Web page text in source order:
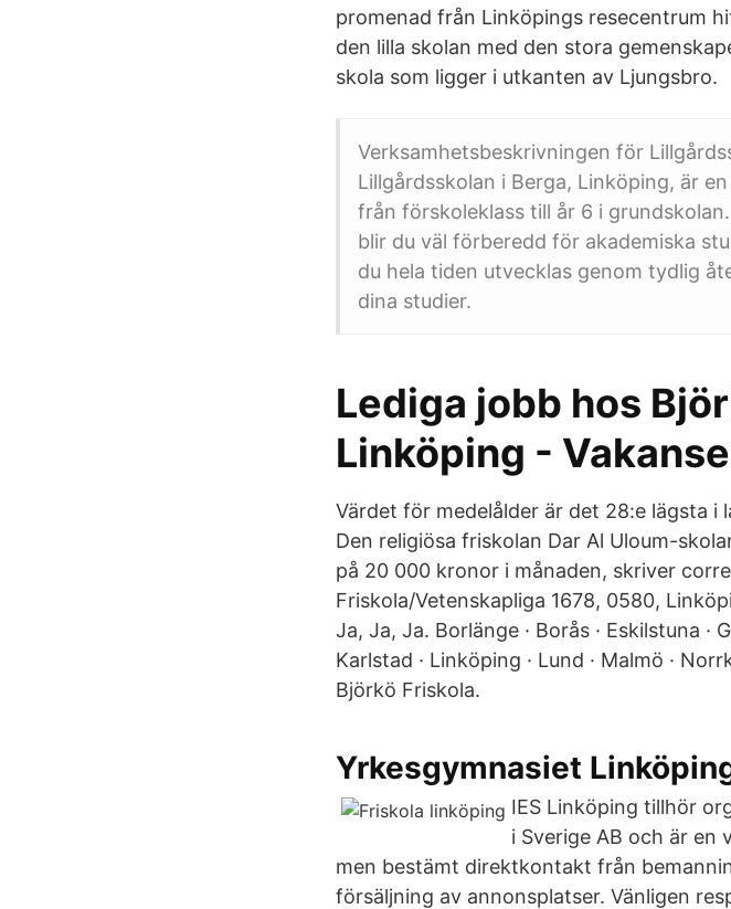
promenad från Linköpings resecentrum
den lilla skolan med den stora
skola som ligger i utkanten av Ljungsbro.
Verksamhetsbeskrivningen för
Lillgårdsskolan i Berga, Linköping, är
från förskoleklass till år 6 i
blir du väl förberedd för akademiska
du hela tiden utvecklas genom tydlig
dina studier.
Lediga jobb hos
Linköping -
Värdet för medelålder är det 28:e lägsta
Den religiösa friskolan Dar Al Uloum-
på 20 000 kronor i månaden, skriver
Friskola/Vetenskapliga 1678, 0580,
Ja, Ja, Ja. Borlänge · Borås · Eskilstuna ·
Karlstad · Linköping · Lund · Malmö ·
Björkö Friskola.
Yrkesgymnasiet
IES Linköping tillhör
i Sverige AB och är en
men bestämt direktkontakt från
försäljning av annonsplatser. Vänligen